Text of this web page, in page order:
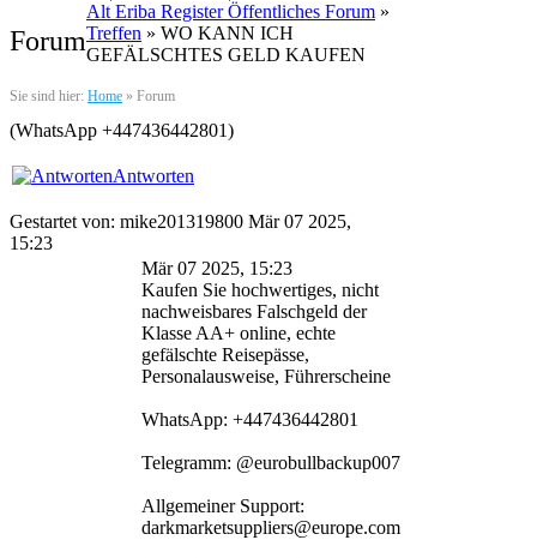
Forum
Sie sind hier: Home » Forum
Alt Eriba Register Öffentliches Forum »
Treffen » WO KANN ICH
GEFÄLSCHTES GELD KAUFEN
(WhatsApp +447436442801)
Antworten
Gestartet von: mike201319800 Mär 07 2025,
15:23
Mär 07 2025, 15:23
Kaufen Sie hochwertiges, nicht
nachweisbares Falschgeld der
Klasse AA+ online, echte
gefälschte Reisepässe,
Personalausweise, Führerscheine
WhatsApp: +447436442801
Telegramm: @eurobullbackup007
Allgemeiner Support:
darkmarketsuppliers@europe.com